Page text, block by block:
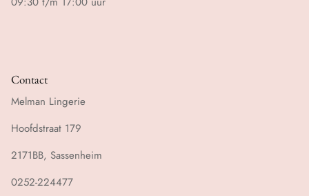
Contact
Melman Lingerie
Hoofdstraat 179
2171BB, Sassenheim
0252-224477